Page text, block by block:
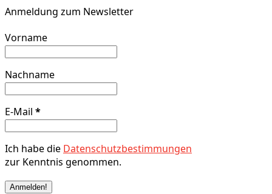
Anmeldung zum Newsletter
Vorname
Nachname
E-Mail *
Ich habe die Datenschutzbestimmungen
zur Kenntnis genommen.